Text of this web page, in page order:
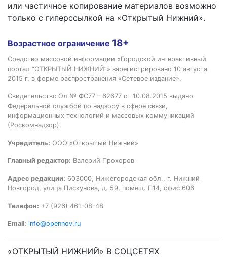
или частичное копирование материалов возможно
только с гиперссылкой на «Открытый Нижний».
Возрастное ограничение 18+
Средство массовой информации «Городской интерактивный
портал “ОТКРЫТЫЙ НИЖНИЙ”» зарегистрировано 10 августа
2015 г. в форме распространения «Сетевое издание».
Свидетельство Эл № ФС77 – 62677 от 10.08.2015 выдано
Федеральной службой по надзору в сфере связи,
информационных технологий и массовых коммуникаций
(Роскомнадзор).
Учредитель: ООО «Открытый Нижний»
Главный редактор: Валерий Прохоров
Адрес редакции: 603000, Нижегородская обл., г. Нижний
Новгород, улица Пискунова, д. 59, помещ. П14, офис 606
Телефон: +7 (926) 461-08-48
Email: info@opennov.ru
«ОТКРЫТЫЙ НИЖНИЙ» В СОЦСЕТЯХ